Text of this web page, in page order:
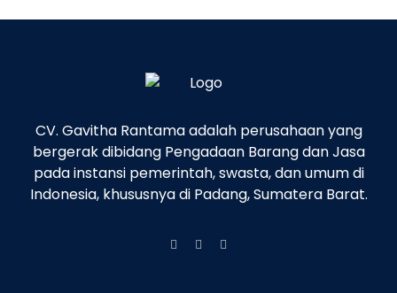
CV. Gavitha Rantama adalah perusahaan yang
bergerak dibidang Pengadaan Barang dan Jasa
pada instansi pemerintah, swasta, dan umum di
Indonesia, khususnya di Padang, Sumatera Barat.